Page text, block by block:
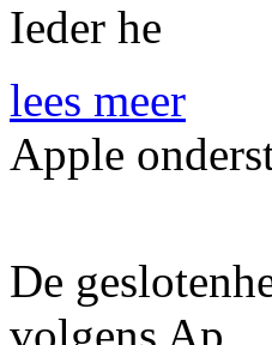
Ieder he
lees meer
Apple
De